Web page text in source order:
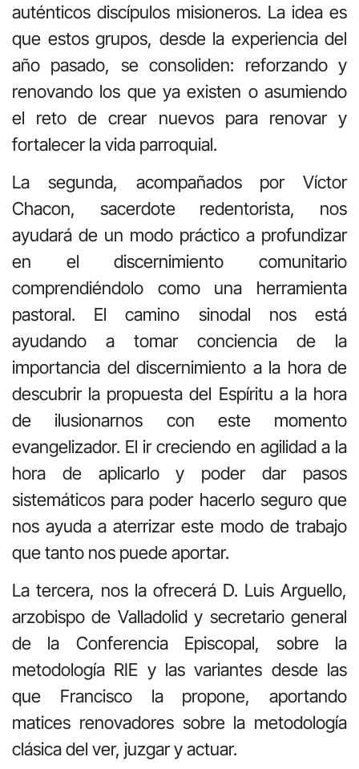
auténticos discípulos misioneros. La idea es
que estos grupos, desde la experiencia del
año pasado, se consoliden: reforzando y
renovando los que ya existen o asumiendo
el reto de crear nuevos para renovar y
fortalecer la vida parroquial.
La segunda, acompañados por Víctor
Chacon, sacerdote redentorista, nos
ayudará de un modo práctico a profundizar
en el discernimiento comunitario
comprendiéndolo como una herramienta
pastoral. El camino sinodal nos está
ayudando a tomar conciencia de la
importancia del discernimiento a la hora de
descubrir la propuesta del Espíritu a la hora
de ilusionarnos con este momento
evangelizador. El ir creciendo en agilidad a la
hora de aplicarlo y poder dar pasos
sistemáticos para poder hacerlo seguro que
nos ayuda a aterrizar este modo de trabajo
que tanto nos puede aportar.
La tercera, nos la ofrecerá D. Luis Arguello,
arzobispo de Valladolid y secretario general
de la Conferencia Episcopal, sobre la
metodología RIE y las variantes desde las
que Francisco la propone, aportando
matices renovadores sobre la metodología
clásica del ver, juzgar y actuar.